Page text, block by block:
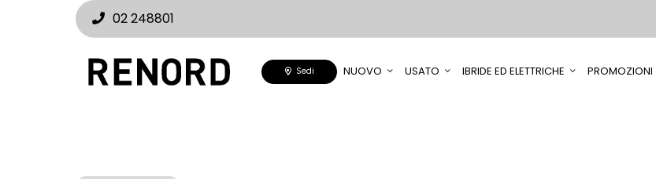
02 248801
Sedi NUOVO USATO IBRIDE ED ELETTRICHE PROMOZIONI